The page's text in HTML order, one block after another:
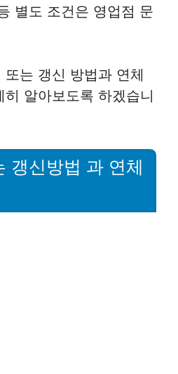
별도 조건은 영업점 문
는 갱신 방법과 연체
알아보도록 하겠습니
갱신방법 과 연체